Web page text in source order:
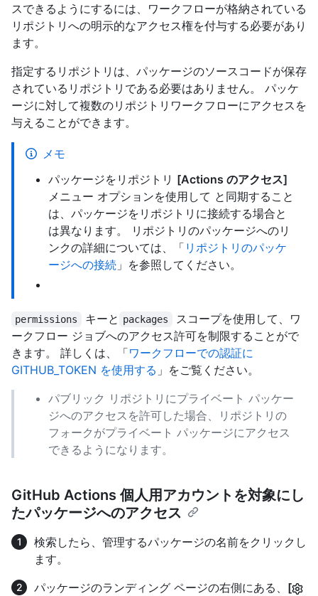
スできるようにするには、ワークフローが格納されている
リポジトリへの明示的なアクセス権を付与する必要があり
ます。
指定するリポジトリは、パッケージのソースコードが保存
されているリポジトリである必要はありません。 パッケ
ージに対して複数のリポジトリワークフローにアクセスを
与えることができます。
メモ
パッケージをリポジトリ [Actions のアクセス]
メニュー オプションを使用して と同期すること
は、パッケージをリポジトリに接続する場合と
は異なります。 リポジトリのパッケージへのリ
ンクの詳細については、「 リポジトリのパッケ
ージへの接続 」を参照してください。
permissions キーと packages
スコープを使用して、ワ
ークフロー ジョブへのアクセス許可を制限することがで
きます。 詳しくは、「ワークフローでの認証に
GITHUB_TOKEN を使用する 」をご覧ください。
パブリック リポジトリにプライベート パッケー
ジへのアクセスを許可した場合、リポジトリの
フォークがプライベート パッケージにアクセス
できるようになります。
GitHub Actions 個人用アカウントを対象にし
たパッケージへのアクセス
検索したら、管理するパッケージの名前をクリックし
ます。
パッケージのランディング ページの右側にある、 [